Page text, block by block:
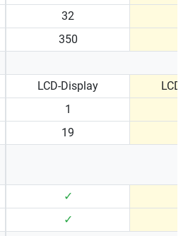
32
350
LCD-Display
1
19
✓
✓